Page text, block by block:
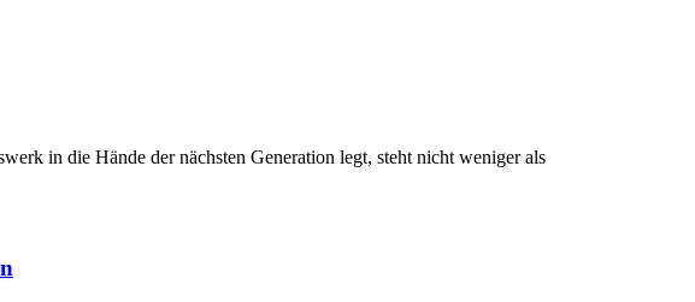
in die Hände der nächsten Generation legt, steht nicht weniger als